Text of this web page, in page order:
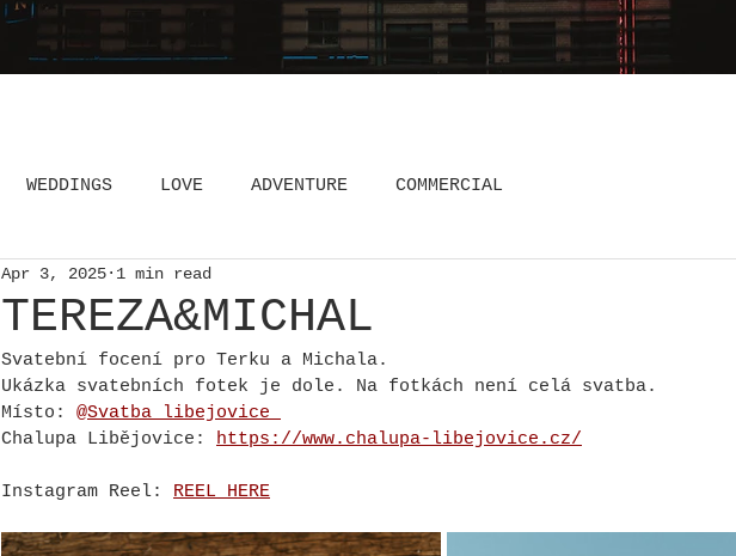
WEDDINGS LOVE ADVENTURE COMMERCIAL
TEREZA&MICHAL
Apr 3, 2025 1 min read
Svatební focení pro Terku a Michala.
Ukázka svatebních fotek je dole. Na fotkách není celá svatba.
Místo: @Svatba_libejovice
Chalupa Libějovice: https://www.chalupa-libejovice.cz/
Instagram Reel: REEL HERE